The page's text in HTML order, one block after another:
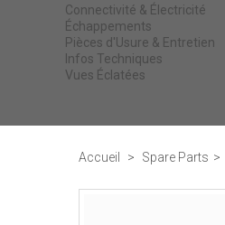
Connectivité & Électricité
Échappements
Pièces d'Usure & Entretien
Infos Techniques
Vues Éclatées
Accueil > Spare Parts >